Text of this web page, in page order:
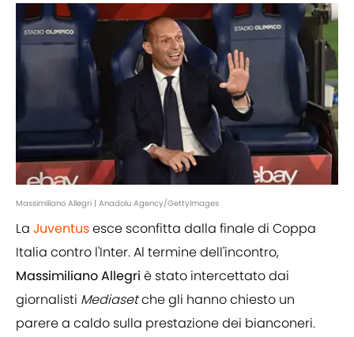
Massimiliano Allegri | Anadolu Agency/GettyImages
La Juventusesce sconfitta dalla finale di Coppa
Italia contro l'Inter. Al termine dell'incontro,
Massimiliano Allegri è stato intercettato dai
giornalisti Mediasetche gli hanno chiesto un
parere a caldo sulla prestazione dei bianconeri.